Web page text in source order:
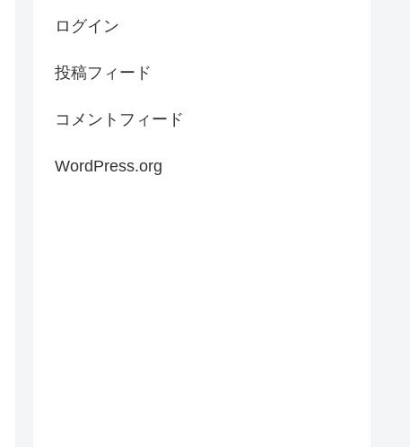
ログイン
投稿フィード
コメントフィード
WordPress.org